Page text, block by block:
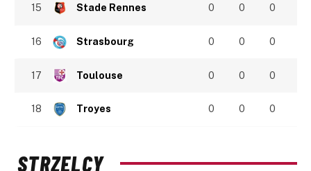
15 Stade Rennes 0 0 0
16 Strasbourg 0 0 0
17 Toulouse 0 0 0
18 Troyes 0 0 0
STRZELCY